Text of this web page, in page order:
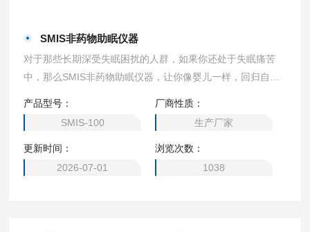
SMIS非药物助眠仪器
对于那些长期深受失眠困扰的人群，如果你还处于失眠痛苦
中，那么SMIS非药物助眠仪器，让你像婴儿一样，回归自然
力。
产品型号：
SMIS-100
厂商性质：
生产厂家
更新时间：
2026-07-01
浏览次数：
1038